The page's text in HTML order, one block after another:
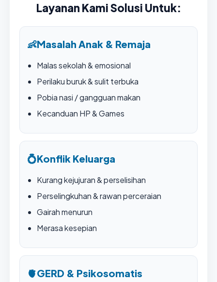
Layanan Kami Solusi Untuk:
👶Masalah Anak & Remaja
Malas sekolah & emosional
Perilaku buruk & sulit terbuka
Pobia nasi / gangguan makan
Kecanduan HP & Games
💍Konflik Keluarga
Kurang kejujuran & perselisihan
Perselingkuhan & rawan perceraian
Gairah menurun
Merasa kesepian
🫀GERD & Psikosomatis